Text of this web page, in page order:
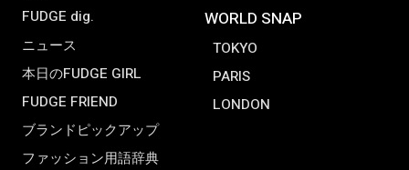
FUDGE dig.
ニュース
本日のFUDGE GIRL
FUDGE FRIEND
ブランドピックアップ
ファッション用語辞典
WORLD SNAP
TOKYO
PARIS
LONDON